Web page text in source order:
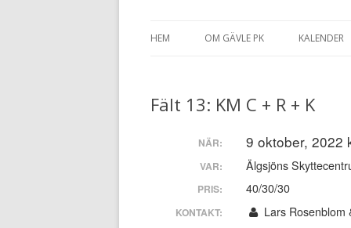
HEM OM GÄVLE PK
NYBÖRJARE
MEDLEMSANSÖKAN
KONTAKT
KALENDER
Fält 13: KM C + R + K
NÄR: 9 oktober, 2022
VAR: Älgsjöns
PRIS: 40/30/30
KONTAKT: Lars Rosenblom